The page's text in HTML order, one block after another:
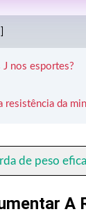
J nos esportes?
resistência da
de peso
A